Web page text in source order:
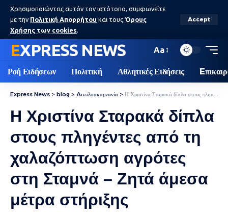
Χρησιμοποιώντας αυτόν τον ιστότοπο, συμφωνείτε
με την Πολιτική Απορρήτου και τους Όρους
Χρήσης των cookies.
Accept
EXPRESS NEWS Aa
Ροή Ειδήσεων Πολιτική Αθλητικές Ειδήσεις
Express News > blog > Aιτωλοακαρνανία > Η Χριστίνα Σταρακά δίπλα στους πληγέντες από τη χαλαζόπτωση αγρότες στη Σταμνά – Ζητά άμεσα μέτρα στήριξης
Η Χριστίνα Σταρακά δίπλα
στους πληγέντες από τη
χαλαζόπτωση αγρότες
στη Σταμνά – Ζητά άμεσα
μέτρα στήριξης